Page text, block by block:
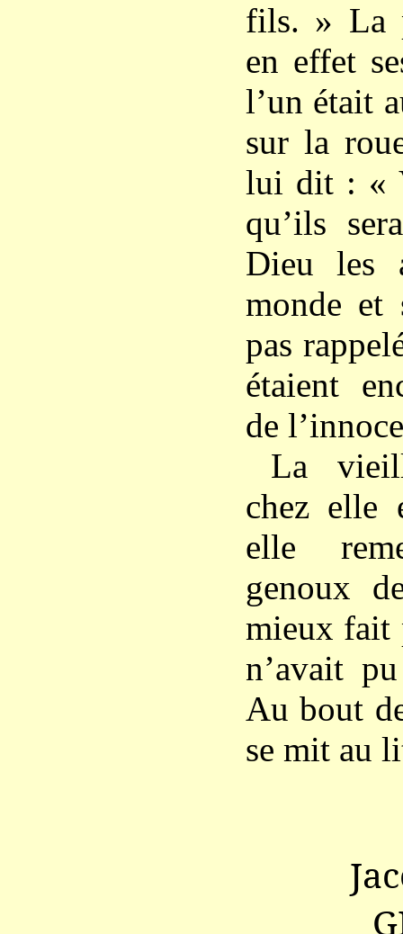
fils. » La
en effet
l’un était
sur la
lui dit : «
qu’ils
Dieu les
monde et
pas
étaient
de
La
chez elle
elle
genoux
mieux fait
n’avait
Au bout
se mit au